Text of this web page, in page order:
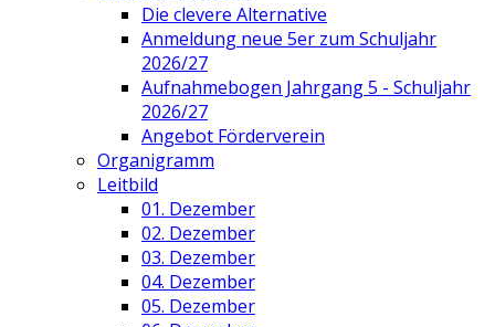
Die clevere Alternative
Anmeldung neue 5er zum Schuljahr
2026/27
Aufnahmebogen Jahrgang 5 - Schuljahr
2026/27
Angebot Förderverein
Organigramm
Leitbild
01. Dezember
02. Dezember
03. Dezember
04. Dezember
05. Dezember